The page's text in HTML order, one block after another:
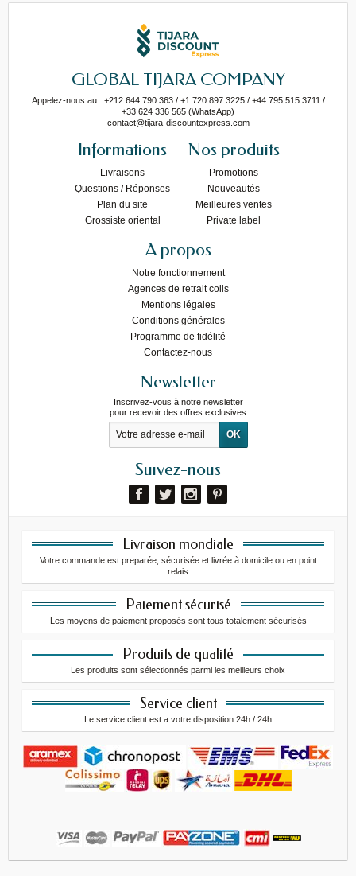
GLOBAL TIJARA COMPANY
Appelez-nous au : +212 644 790 363 / +1 720 897 3225 / +44 795 515 3711 /
+33 624 336 565 (WhatsApp)
contact@tijara-discountexpress.com
Informations
Livraisons
Questions / Réponses
Plan du site
Grossiste oriental
Nos produits
Promotions
Nouveautés
Meilleures ventes
Private label
A propos
Notre fonctionnement
Agences de retrait colis
Mentions légales
Conditions générales
Programme de fidélité
Contactez-nous
Newsletter
Inscrivez-vous à notre newsletter
pour recevoir des offres exclusives
Suivez-nous
Livraison mondiale
Votre commande est preparée, sécurisée et livrée à domicile ou en point
relais
Paiement sécurisé
Les moyens de paiement proposés sont tous totalement sécurisés
Produits de qualité
Les produits sont sélectionnés parmi les meilleurs choix
Service client
Le service client est a votre disposition 24h / 24h